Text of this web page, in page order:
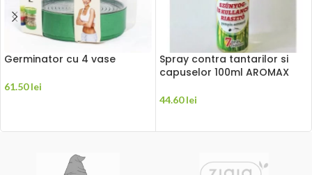
Germinator cu 4 vase
61.50lei
Spray contra tantarilor si
capuselor 100ml AROMAX
44.60lei